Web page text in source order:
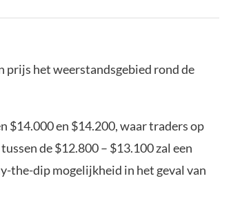
prijs het weerstandsgebied rond de
$14.000 en $14.200, waar traders op
de $12.800 – $13.100 zal een
the-dip mogelijkheid in het geval van